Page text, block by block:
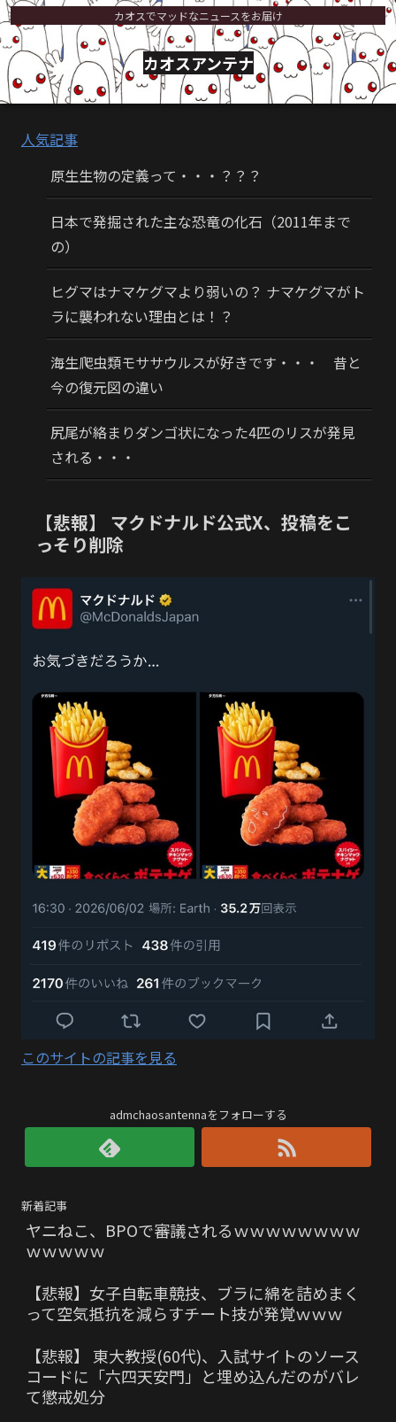
カオスでマッドなニュースをお届け
カオスアンテナ
人気記事
原生生物の定義って・・・？？？
日本で発掘された主な恐竜の化石（2011年まで
の）
ヒグマはナマケグマより弱いの？ ナマケグマがト
ラに襲われない理由とは！？
海生爬虫類モササウルスが好きです・・・ 昔と
今の復元図の違い
尻尾が絡まりダンゴ状になった4匹のリスが発見
される・・・
【悲報】 マクドナルド公式X、投稿をこ
っそり削除
このサイトの記事を見る
admchaosantennaをフォローする
新着記事
ヤニねこ、BPOで審議されるｗｗｗｗｗｗｗｗ
ｗｗｗｗｗ
【悲報】女子自転車競技、ブラに綿を詰めまく
って空気抵抗を減らすチート技が発覚ｗｗｗ
【悲報】 東大教授(60代)、入試サイトのソース
コードに「六四天安門」と埋め込んだのがバレ
て懲戒処分